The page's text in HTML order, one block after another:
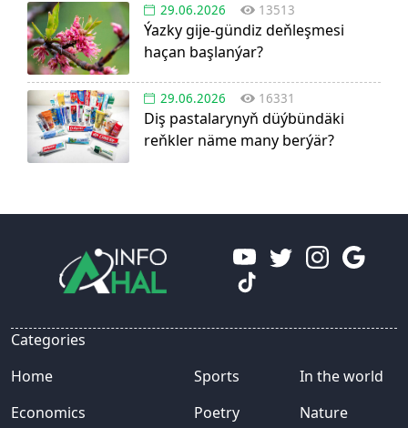
29.06.2026 13513
Ýazky gije-gündiz deňleşmesi
haçan başlanýar?
29.06.2026 16331
Diş pastalarynyň düýbündäki
reňkler näme many berýär?
Categories
Home
Economics
Sports
Poetry
In the world
Nature